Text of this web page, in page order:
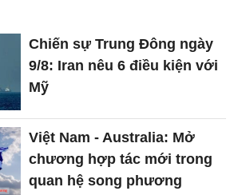
Chiến sự Trung Đông ngày
9/8: Iran nêu 6 điều kiện với
Mỹ
Việt Nam - Australia: Mở
chương hợp tác mới trong
quan hệ song phương